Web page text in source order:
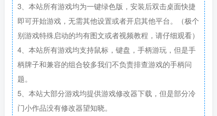
3、本站所有游戏均为一键绿色版，安装后双击桌面快捷
即可开始游戏，无需其他设置或者开启其他平台。（极个
别游戏特殊启动的均有图文或者视频教程，请仔细观看）
4、本站所有游戏均支持鼠标，键盘，手柄游玩，但是手
柄牌子和兼容的组合较多我们不负责排查游戏的手柄问
题。
5、本站大部分游戏均提供游戏修改器下载，但是部分冷
门小作品没有修改器望知晓。